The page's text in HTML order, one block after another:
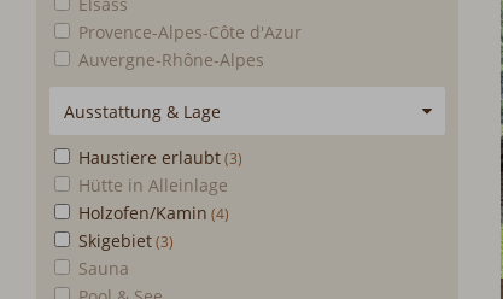
Provence-Alpes-Côte d'Azur
Auvergne-Rhône-Alpes
Ausstattung & Lage
Haustiere erlaubt
Hütte in Alleinlage
Holzofen/Kamin
Skigebiet
Sauna